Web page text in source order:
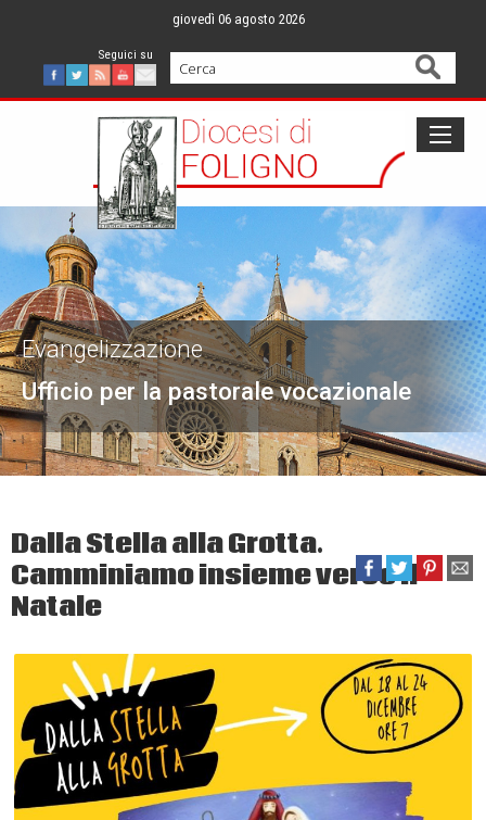
content
giovedì 06 agosto 2026
Facebook
Twitter
FeedYoutube
Mail
Cerca
Ufficio per la pastorale vocazionale
Evangelizzazione
Dalla Stella alla Grotta.
Camminiamo insieme verso il
Natale